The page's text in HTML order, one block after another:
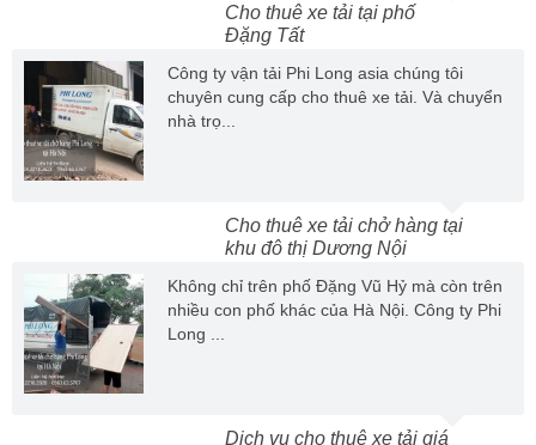
Cho thuê xe tải tại phố
Đặng Tất
Công ty vận tải Phi Long asia chúng tôi
chuyên cung cấp cho thuê xe tải. Và chuyển
nhà trọ...
Cho thuê xe tải chở hàng tại
khu đô thị Dương Nội
Không chỉ trên phố Đặng Vũ Hỷ mà còn trên
nhiều con phố khác của Hà Nội. Công ty Phi
Long ...
Dịch vụ cho thuê xe tải giá